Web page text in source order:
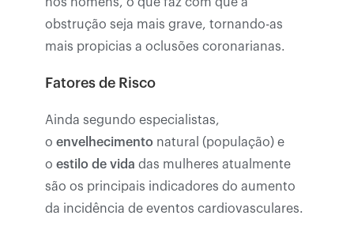
nos homens, o que faz com que a
obstrução seja mais grave, tornando-as
mais propicias a oclusões coronarianas.
Fatores de Risco
Ainda segundo especialistas,
oenvelhecimento natural (população) e
oestilo de vida das mulheres atualmente
são os principais indicadores do aumento
da incidência de eventos cardiovasculares.